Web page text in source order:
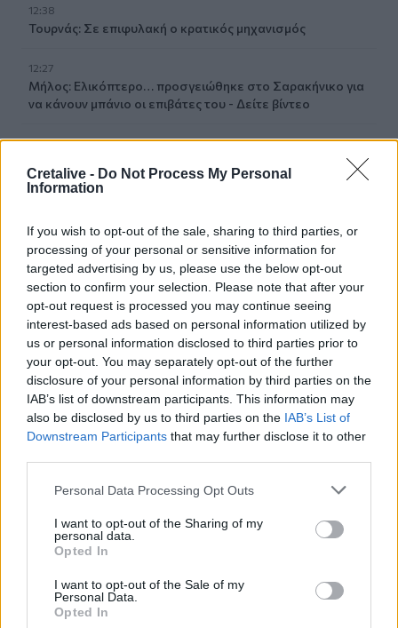
Cretalive - Do Not Process My Personal
Information
If you wish to opt-out of the sale, sharing to third parties, or
processing of your personal or sensitive information for
targeted advertising by us, please use the below opt-out
section to confirm your selection. Please note that after your
opt-out request is processed you may continue seeing
interest-based ads based on personal information utilized by
us or personal information disclosed to third parties prior to
your opt-out. You may separately opt-out of the further
disclosure of your personal information by third parties on the
IAB’s list of downstream participants. This information may
also be disclosed by us to third parties on the IAB’s List of
Downstream Participants that may further disclose it to other
Personal Data Processing Opt Outs
I want to opt-out of the Sharing of my
personal data.
Opted In
I want to opt-out of the Sale of my
Personal Data.
Opted In
12:38
Τουρνάς: Σε επιφυλακή ο κρατικός μηχανισμός
12:27
Μήλος: Ελικόπτερο… προσγειώθηκε στο Σαρακήνικο για
να κάνουν μπάνιο οι επιβάτες του - Δείτε βίντεο
12:15
Κίσσαμος: 32χρονος κατηγορείται για πέντε κλοπές από
επιχειρήσεις
Τροχαίο ατύχημα το πρωί στην Πάρνηθα - Στο
νοσοκομείο 4 άτομα
11:59
Τραγωδία στα Μάλια: 64χρονος ανασύρθηκε νεκρός από
τη θάλασσα
11:55
Σορός 57χρονης στον Λυκαβηττό: Τι εξετάζουν οι αρχές
για τη μοιραία πτώση
Ηράκλειο: Σοβαρή βλάβη στη γεώτρηση των Βασιλειών –
Ρεκόρ υψηλής θερμοκρασίας 36,9°C σημειώθηκε στο
Χονγκ Κονγκ
Πανηγύρια: Γλέντι, χορός αλλά και προσοχή στις